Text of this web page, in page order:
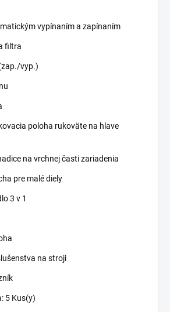
vypínaním a zapínaním
filtra
vyp.)
poloha rukoväte na hlave
na vrchnej časti zariadenia
pre malé diely
3 v 1
na stroji
5 Kus(y)